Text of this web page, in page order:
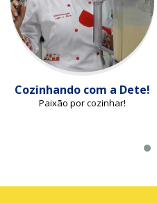
Cozinhando com a Dete!
Paixão por cozinhar!